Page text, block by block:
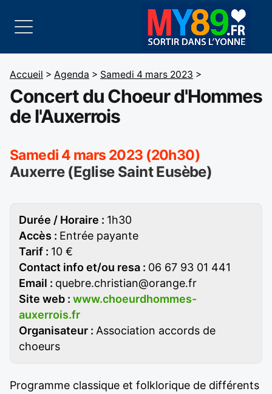
Accueil > Agenda > Samedi 4 mars 2023 >
Concert du Choeur d'Hommes
de l'Auxerrois
Samedi 4 mars 2023 (20h30)
Auxerre (Eglise Saint Eusèbe)
Durée / Horaire : 1h30
Accès : Entrée payante
Tarif : 10 €
Contact info et/ou resa : 06 67 93 01 441
Email : quebre.christian@orange.fr
Site web : www.choeurdhommes-
auxerrois.fr
Organisateur : Association accords de
choeurs
Programme classique et folklorique de différents